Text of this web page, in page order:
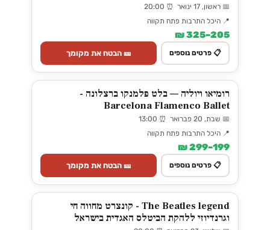
📅 ראשון, 17 ינואר ⏰ 20:00
📍 היכל התרבות פתח תקווה
205–325 ₪
📋 פרטים נוספים 🎫 הבטח את מקומך
רומיאו ויוליה — בלט פלמנקו ברצלונה -
Barcelona Flamenco Ballet
📅 שבת, 20 פברואר ⏰ 13:00
📍 היכל התרבות פתח תקווה
199–299 ₪
📋 פרטים נוספים 🎫 הבטח את מקומך
The Beatles legend - קונצרט מחווה חי
וגרנדיוזי ללהקת הביטלס האגדית בישראל